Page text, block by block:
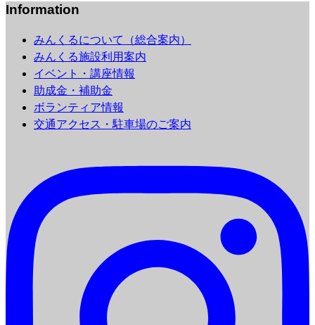
Information
みんくるについて（総合案内）
みんくる施設利用案内
イベント・講座情報
助成金・補助金
ボランティア情報
交通アクセス・駐車場のご案内